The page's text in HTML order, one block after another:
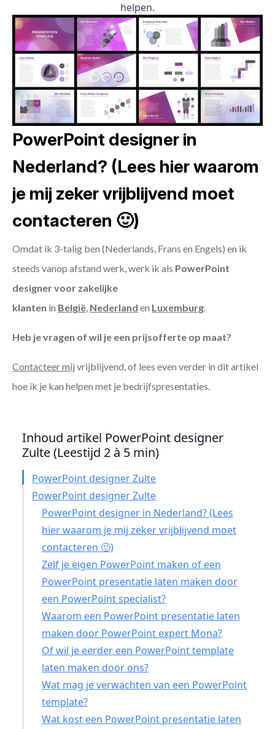
helpen.
PowerPoint designer in
Nederland? (Lees hier waarom
je mij zeker vrijblijvend moet
contacteren 🙂)
Omdat ik 3-talig ben (Nederlands, Frans en Engels) en ik
steeds vanop afstand werk, werk ik als PowerPoint
designer voor zakelijke
klanten in België, Nederland en Luxemburg.
Heb je vragen of wil je een prijsofferte op maat?
Contacteer mij vrijblijvend, of lees even verder in dit artikel
hoe ik je kan helpen met je bedrijfspresentaties.
Inhoud artikel PowerPoint designer
Zulte (Leestijd 2 à 5 min)
PowerPoint designer Zulte
PowerPoint designer Zulte
PowerPoint designer in Nederland? (Lees
hier waarom je mij zeker vrijblijvend moet
contacteren 🙂)
Zelf je eigen PowerPoint maken of een
PowerPoint presentatie laten maken door
een PowerPoint specialist?
Waarom een PowerPoint presentatie laten
maken door PowerPoint expert Mona?
Of wil je eerder een PowerPoint template
laten maken door ons?
Wat mag je verwachten van een PowerPoint
template?
Wat kost een PowerPoint presentatie laten